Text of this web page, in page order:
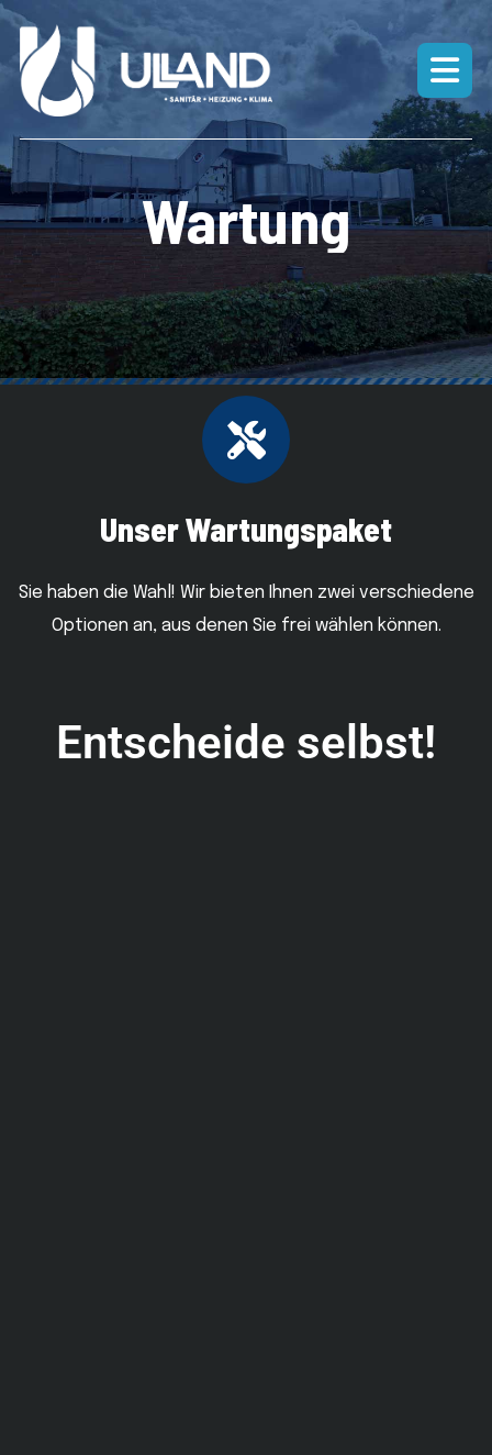
Wartung
Unser Wartungspaket
Sie haben die Wahl! Wir bieten Ihnen zwei verschiedene
Optionen an, aus denen Sie frei wählen können.
Entscheide selbst!